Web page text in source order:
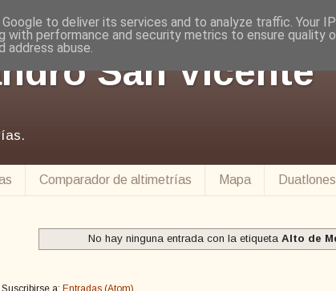
San Vicente
Comparador de altimetrías Mapa
No hay ninguna entrada con la etiquetaAlto de
to deliver its services and to analyze traffic. Your
with performance and security metrics to ensure quality
abuse.